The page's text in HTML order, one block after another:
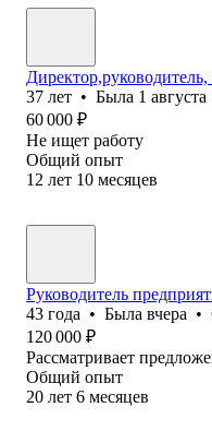
37 лет • Была 1 августа
60 000 ₽
Не ищет работу
Общий опыт
12 лет 10 месяцев
Руководитель
43 года • Была вчера •
120 000 ₽
Рассматривает
Общий опыт
20 лет 6 месяцев